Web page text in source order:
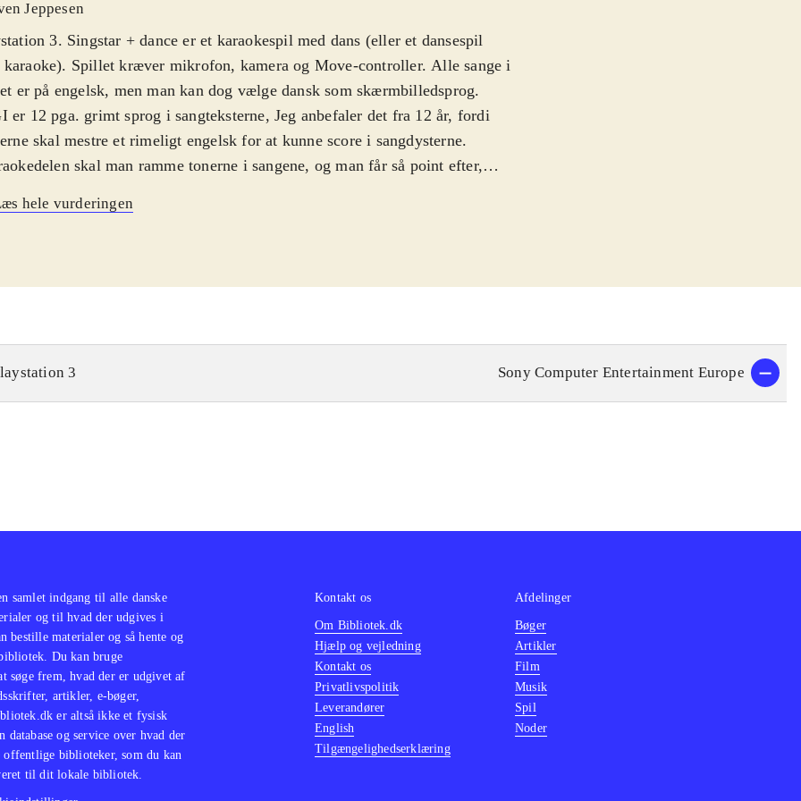
Jeppesen
3. Singstar + dance er et karaokespil med dans (eller et dansespil
karaoke). Spillet kræver mikrofon, kamera og Move-controller. Alle sange i
er på engelsk, men man kan dog vælge dansk som skærmbilledsprog.
er 12 pga. grimt sprog i sangteksterne, Jeg anbefaler det fra 12 år, fordi
skal mestre et rimeligt engelsk for at kunne score i sangdysterne.
skal man ramme tonerne i sangene, og man får så point efter,
efterligne de bevægelser, der ses på skærmen - de lægger sig tæt op af
skal stå oven på skærmen. To sangere og to dansere kan samtidigt
og uploades til My SingStar Online.
til dansedelen i Singstar + dance findes noget lignende i Just dance
hele vurderingen
3 Sony Computer Entertainment Europe
samlet indgang til alle danske
og til hvad der udgives i
bestille materialer og så hente og
Du kan bruge
søge frem, hvad der er udgivet af
artikler, e-bøger,
er altså ikke et fysisk
database og service over hvad der
offentlige biblioteker, som du kan
til dit lokale bibliotek.
Kontakt os
Om Bibliotek.dk
Hjælp og vejledning
Kontakt os
Privatlivspolitik
Leverandører
English
Tilgængelighedserklæring
Afdelinger
Bøger
Artikler
Film
Musik
Spil
Noder